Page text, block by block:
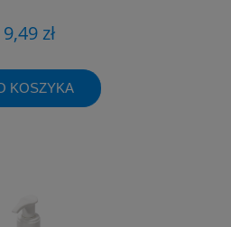
9,49 zł
KOSZYKA